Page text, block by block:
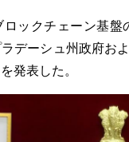
ックチェーン基
デーシュ州政府お
発表した。